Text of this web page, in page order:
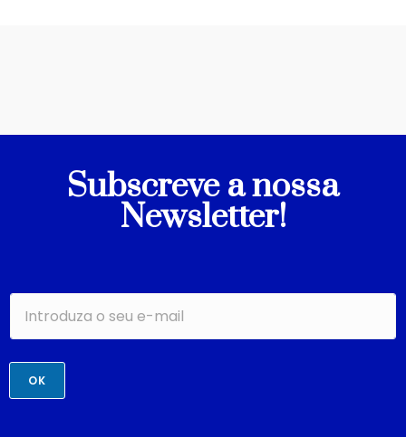
Subscreve a nossa
Newsletter!
OK